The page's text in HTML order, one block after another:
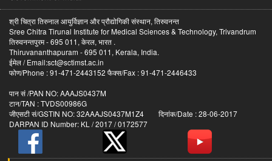
श्री चित्रा तिरुनाल आयुर्विज्ञान और प्रौद्योगिकी संस्थान, तिरुवनन्त
Sree Chitra Tirunal Institute for Medical Sciences & Technology, Trivandrum
तिरुवनन्तपुरम - 695 011, केरल, भारत .
Thiruvananthapuram - 695 011, Kerala, India.
ईमेल / Email:sct@sctimst.ac.in
फोण/Phone : 91-471-2443152 फैक्स/Fax : 91-471-2446433
पान सं /PAN NO: AAAJS0437M
टान/TAN : TVDS00986G
जीएसटी सं/GSTIN NO: 32AAAJS0437M1Z4 दिनांक/Date : 28-06-2017
DARPAN ID Number: KL / 2017 / 0172577